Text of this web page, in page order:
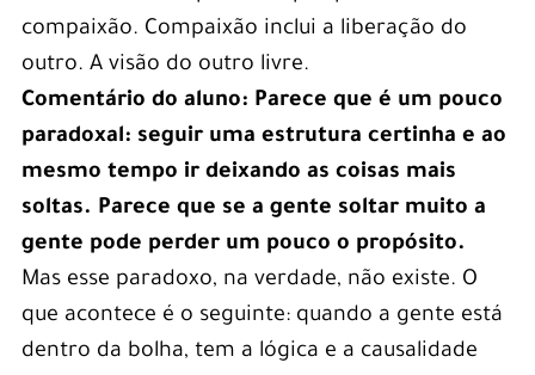
compaixão. Compaixão inclui a liberação do
outro. A visão do outro livre.
Comentário do aluno: Parece que é um pouco
paradoxal: seguir uma estrutura certinha e ao
mesmo tempo ir deixando as coisas mais
soltas. Parece que se a gente soltar muito a
gente pode perder um pouco o propósito.
Mas esse paradoxo, na verdade, não existe. O
que acontece é o seguinte: quando a gente está
dentro da bolha, tem a lógica e a causalidade